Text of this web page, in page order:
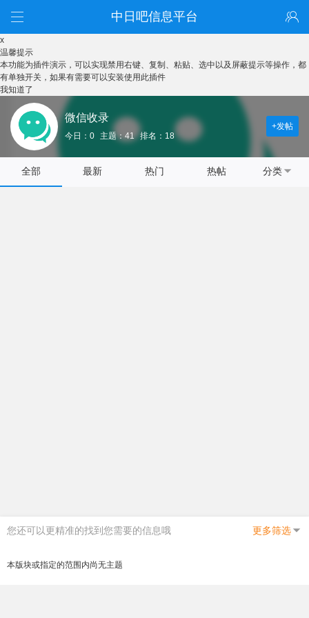
中日吧信息平台
x
温馨提示
本功能为插件演示，可以实现禁用右键、复制、粘贴、选中以及屏蔽提示等操作，都
有单独开关，如果有需要可以安装使用此插件
我知道了
微信收录
今日：0 主题：41 排名：18
+发帖
全部 最新 热门 热帖 分类
您还可以更精准的找到您需要的信息哦 更多筛选
本版块或指定的范围内尚无主题